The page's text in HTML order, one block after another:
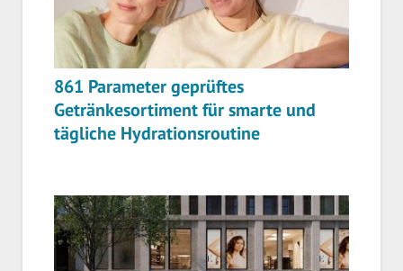
861 Parameter geprüftes
Getränkesortiment für smarte und
tägliche Hydrationsroutine